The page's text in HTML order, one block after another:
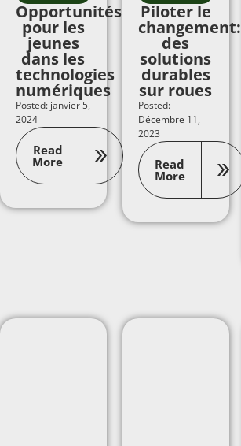
Opportunités
pour les
jeunes
dans les
technologies
numériques
Posted: janvier 5,
2024
Read
More
Piloter le
changement:
des
solutions
durables
sur roues
Posted:
Décembre 11,
2023
Read
More